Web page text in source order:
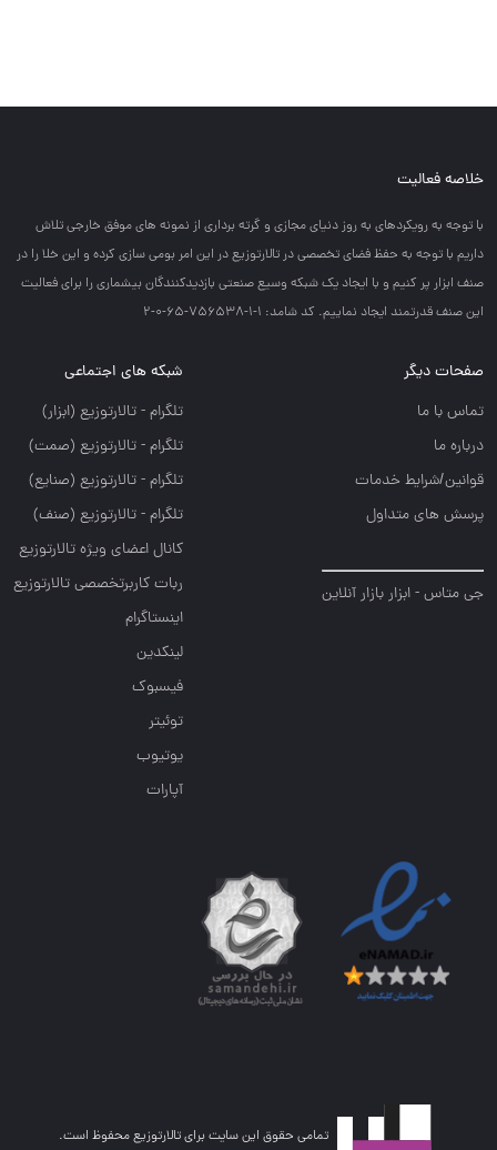
خلاصه فعالیت
با توجه به رويكردهاي به روز دنياي مجازي و گرته برداري از نمونه هاي موفق خارجي تلاش
داريم با توجه به حفظ فضاي تخصصي در تالارتوزيع در اين امر بومي سازي كرده و اين خلا را در
صنف ابزار پر كنيم و با ايجاد يك شبكه وسيع صنعتي بازديدكنندگان بيشماري را براي فعاليت
اين صنف قدرتمند ايجاد نماييم. کد شامد: 1-1-756538-65-0-2
صفحات دیگر
تماس با ما
درباره ما
قوانین/شرایط خدمات
پرسش های متداول
جی متاس - ابزار بازار آنلاین
شبکه های اجتماعی
تلگرام - تالارتوزيع (ابزار)
تلگرام - تالارتوزيع (صمت)
تلگرام - تالارتوزيع (صنايع)
تلگرام - تالارتوزیع (صنف)
کانال اعضای ویژه تالارتوزیع
ربات کاربرتخصصی تالارتوزیع
اینستاگرام
لینکدین
فیسبوک
توئیتر
یوتیوب
آپارات
تمامی حقوق این سایت برای تالارتوزیع محفوظ است.